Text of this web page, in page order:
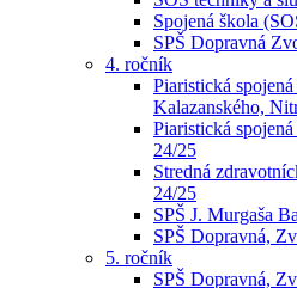
Spojená škola
SPŠ Dopravná
4. ročník
Piaristická
Kalazanského,
Piaristická
24/25
Stredná
24/25
SPŠ J. Murgaša
SPŠ Dopravná,
5. ročník
SPŠ Dopravná,